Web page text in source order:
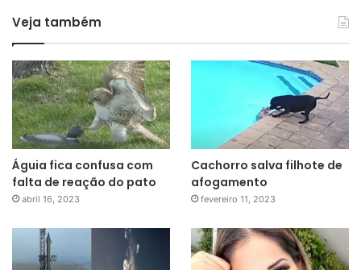
Veja também
Águia fica confusa com
falta de reação do pato
abril 16, 2023
Cachorro salva filhote de
afogamento
fevereiro 11, 2023